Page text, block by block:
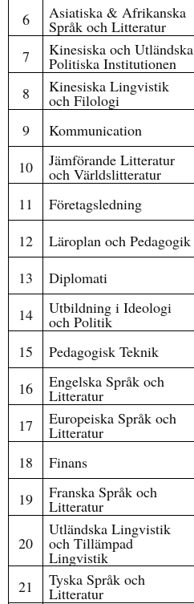
6
Asiatiska & Afrikanska
Språk och Litteratur
7
Kinesiska och Utländska
Politiska Institutionen
8
Kinesiska Lingvistik
och Filologi
9
Kommunication
10
Jämförande Litteratur
och Världslitteratur
11
Företagsledning
12
Läroplan och Pedagogik
13
Diplomati
14
Utbildning i Ideologi
och Politik
15
Pedagogisk Teknik
16
Engelska Språk och
Litteratur
17
Europeiska Språk och
Litteratur
18
Finans
19
Franska Språk och
Litteratur
20
Utländska Lingvistik
och Tillämpad
Lingvistik
21 Tyska Språk och
Litteratur